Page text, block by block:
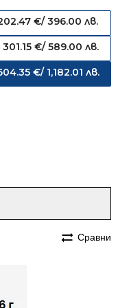
€/ 396.00 лв.
301.15 €/ 589.00 лв.
€/ 1,182.01 лв.
Сравни